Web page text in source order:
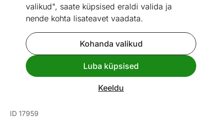
valikud", saate küpsised eraldi valida ja
nende kohta lisateavet vaadata.
Kohanda valikud
Luba küpsised
Keeldu
ID 17959